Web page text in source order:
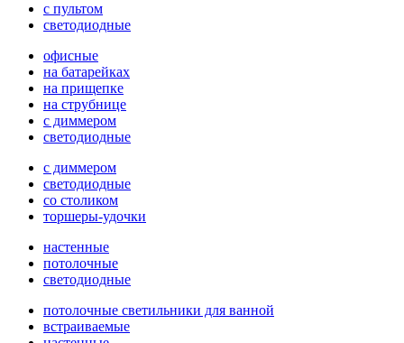
с пультом
светодиодные
офисные
на батарейках
на прищепке
на струбнице
с диммером
светодиодные
с диммером
светодиодные
со столиком
торшеры-удочки
настенные
потолочные
светодиодные
потолочные светильники для ванной
встраиваемые